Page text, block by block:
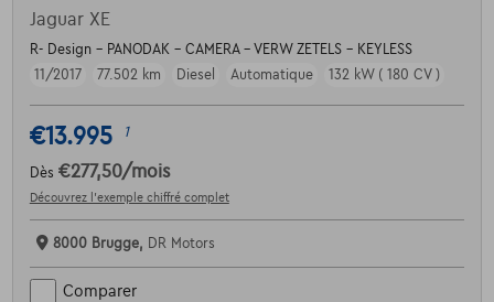
Jaguar XE
R- Design - PANODAK - CAMERA - VERW ZETELS - KEYLESS
11/2017
77.502 km Diesel Automatique 132 kW ( 180 CV )
€13.995 1
Dès €277,50/mois
Découvrez l’exemple chiffré complet
8000 Brugge, DR Motors
Comparer